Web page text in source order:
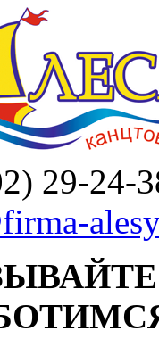
29-24-